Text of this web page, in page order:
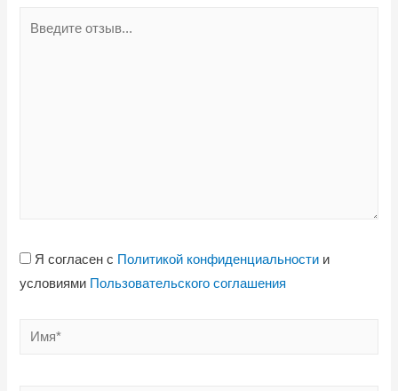
Я согласен с Политикой конфиденциальности и
условиями Пользовательского соглашения